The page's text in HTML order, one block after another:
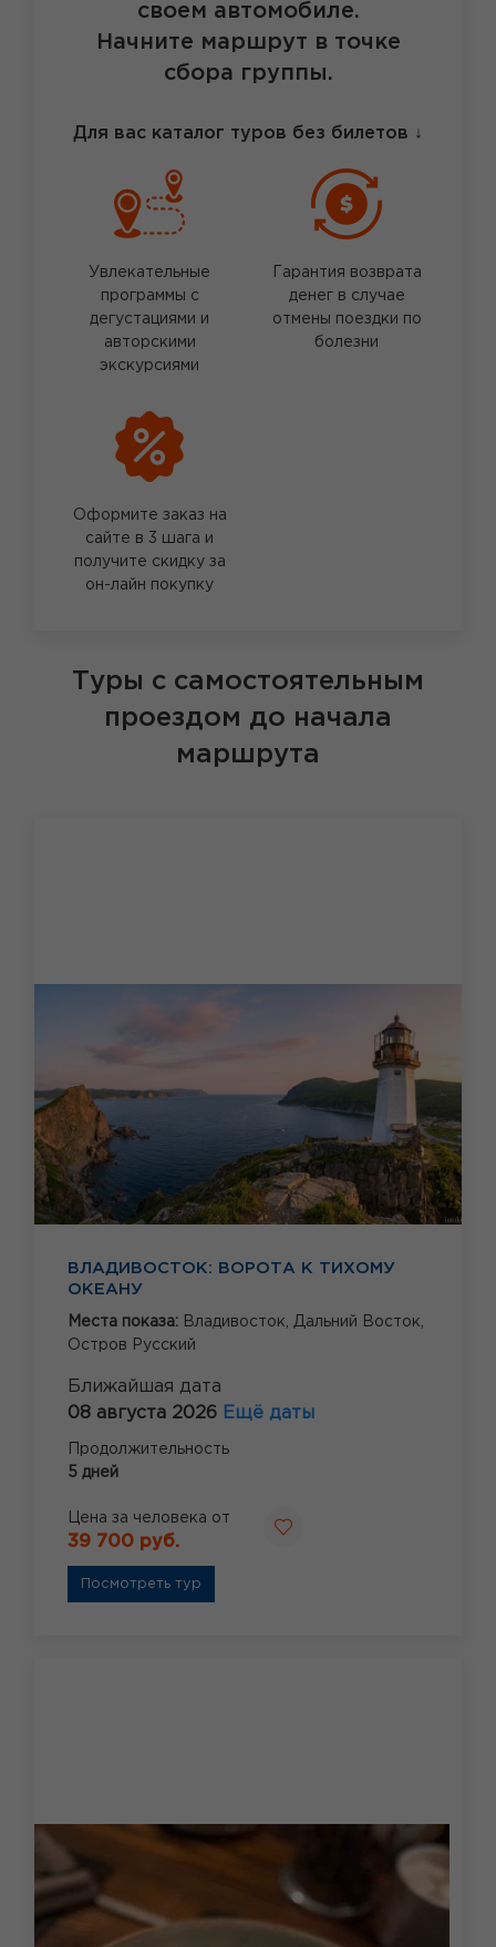
своем автомобиле.
Начните маршрут в точке
сбора группы.
Для вас каталог туров без билетов ↓
Увлекательные
программы с
дегустациями и
авторскими
экскурсиями
Гарантия возврата
денег в случае
отмены поездки по
болезни
Оформите заказ на
сайте в 3 шага и
получите скидку за
он-лайн покупку
Туры с самостоятельным
проездом до начала
маршрута
ВЛАДИВОСТОК: ВОРОТА К ТИХОМУ
ОКЕАНУ
Места показа: Владивосток, Дальний Восток,
Остров Русский
Ближайшая дата
08 августа 2026 Ещё даты
Продолжительность
5 дней
Цена за человека от
39 700 руб.
Посмотреть тур